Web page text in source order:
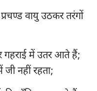
5 6
वायु उठकर तरंगों
में उतर आते हैं;
नहीं रहता;